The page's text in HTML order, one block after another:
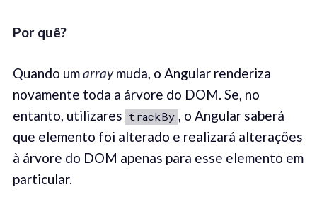
Por quê?
Quando umarraymuda, o Angular renderiza
novamente toda a árvore do DOM. Se, no
entanto, utilizares trackBy , o Angular saberá
que elemento foi alterado e realizará alterações
à árvore do DOM apenas para esse elemento em
particular.